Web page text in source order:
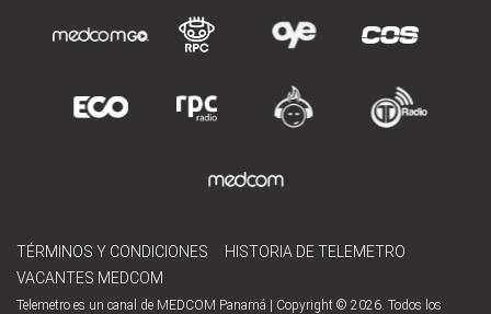
TÉRMINOS Y CONDICIONES
HISTORIA DE TELEMETRO
VACANTES MEDCOM
Telemetro es un canal de MEDCOM Panamá | Copyright © 2026. Todos los